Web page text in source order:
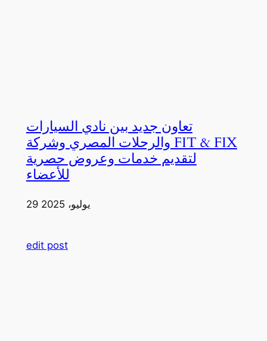
تعاون جديد بين نادي السيارات
والرحلات المصري وشركة FIT & FIX
لتقديم خدمات وعروض حصرية
للأعضاء
29 يوليو، 2025
edit post